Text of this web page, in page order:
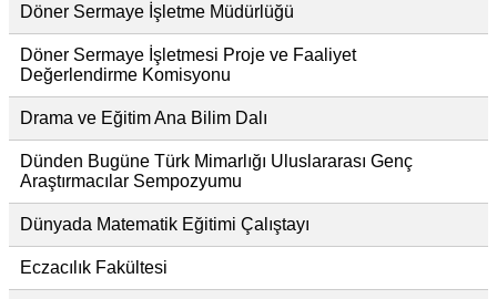
Döner Sermaye İşletme Müdürlüğü
Döner Sermaye İşletmesi Proje ve Faaliyet
Değerlendirme Komisyonu
Drama ve Eğitim Ana Bilim Dalı
Dünden Bugüne Türk Mimarlığı Uluslararası Genç
Araştırmacılar Sempozyumu
Dünyada Matematik Eğitimi Çalıştayı
Eczacılık Fakültesi